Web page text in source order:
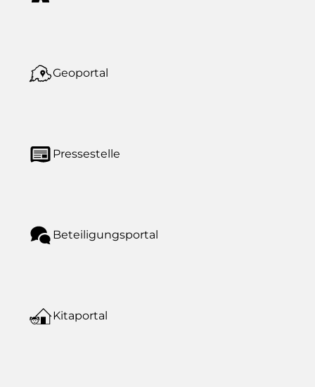
Geoportal
Pressestelle
Beteiligungsportal
Kitaportal